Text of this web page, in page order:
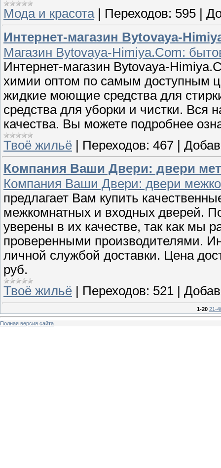
Мода и красота| Переходов: 595
Интернет-магазин Bytovaya-
Магазин Bytovaya-Himiya.Com:
Интернет-магазин Bytovaya-
химии оптом по самым доступным
жидкие моющие средства для
средства для уборки и чистки. Вся
качества. Вы можете подробнее
Твоё жильё | Переходов: 467 |
Компания Ваши Двери: двери
Компания Ваши Двери: двери
предлагает Вам купить
межкомнатных и входных дверей.
уверены в их качестве, так как мы
проверенными производителями.
личной службой доставки. Цена
руб.
Твоё жильё
Переходов: 521
1-20 21-
Полная версия сайта